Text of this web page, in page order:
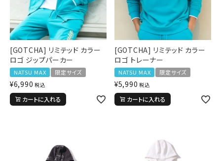
キーワードから探す
search
価格から探す
[GOTCHA] リミテッド カラー
ロゴ ジップパーカー
NATSU MAX 限定サイズ
¥6,990 税込
カートに入れる
[GOTCHA] リミテッド カラー
ロゴ トレーナー
NATSU MAX 限定サイズ
¥5,990 税込
カートに入れる